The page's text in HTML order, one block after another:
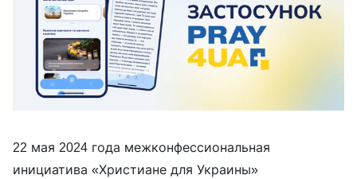
22 мая 2024 года межконфессиональная
инициатива «Христиане для Украины»